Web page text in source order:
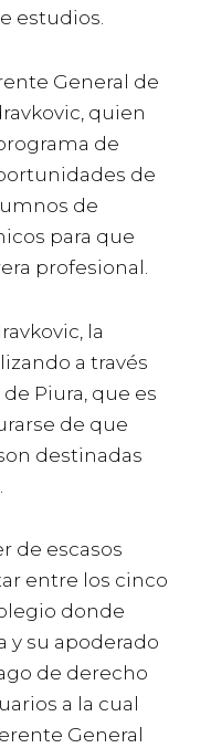
estudios.
General de
quien
de
de
de
para que
profesional.
la
a través
Piura, que es
de que
destinadas
de escasos
entre los cinco
donde
y su apoderado
de derecho
a la cual
General